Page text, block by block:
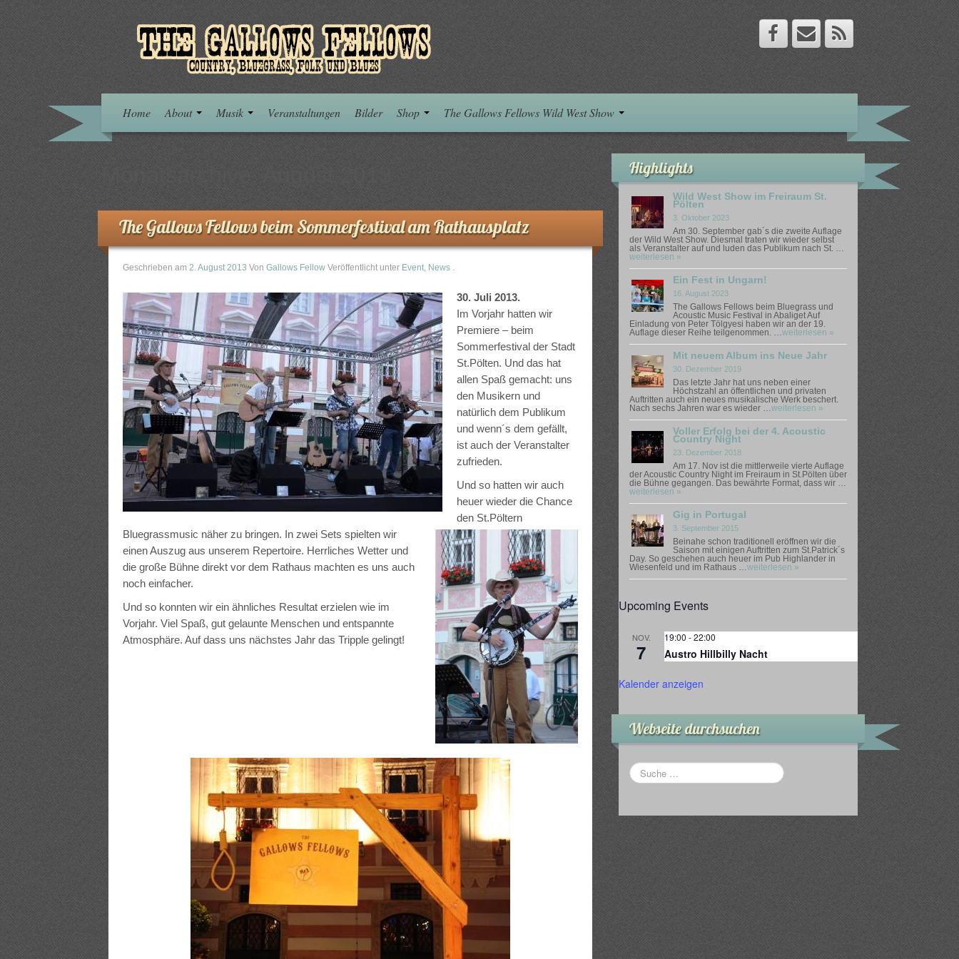
Home About Musik Veranstaltungen Bilder Shop The Gallows Fellows Wild West Show
Monatsarchive: August 2013
The Gallows Fellows beim Sommerfestival am Rathausplatz
Geschrieben am 2. August 2013 Von Gallows Fellow Veröffentlicht unter Event, News .
30. Juli 2013.
Im Vorjahr hatten wir
Premiere – beim
Sommerfestival der Stadt
St.Pölten. Und das hat
allen Spaß gemacht: uns
den Musikern und
natürlich dem Publikum
und wenn´s dem gefällt,
ist auch der Veranstalter
zufrieden.
Und so hatten wir auch
heuer wieder die Chance
den St.Pöltern
Bluegrassmusic näher zu bringen. In zwei Sets spielten wir
einen Auszug aus unserem Repertoire. Herrliches Wetter und
die große Bühne direkt vor dem Rathaus machten es uns auch
noch einfacher.
Und so konnten wir ein ähnliches Resultat erzielen wie im
Vorjahr. Viel Spaß, gut gelaunte Menschen und entspannte
Atmosphäre. Auf dass uns nächstes Jahr das Tripple gelingt!
Highlights
Wild West Show im Freiraum St.
Pölten
3. Oktober 2023
Am 30. September gab´s die zweite Auflage
der Wild West Show. Diesmal traten wir wieder selbst
als Veranstalter auf und luden das Publikum nach St. …
weiterlesen »
Ein Fest in Ungarn!
16. August 2023
The Gallows Fellows beim Bluegrass und
Acoustic Music Festival in Abaliget Auf
Einladung von Peter Tölgyesi haben wir an der 19.
Auflage dieser Reihe teilgenommen. …weiterlesen »
Mit neuem Album ins Neue Jahr
30. Dezember 2019
Das letzte Jahr hat uns neben einer
Höchstzahl an öffentlichen und privaten
Auftritten auch ein neues musikalische Werk beschert.
Nach sechs Jahren war es wieder …weiterlesen »
Voller Erfolg bei der 4. Acoustic
Country Night
23. Dezember 2018
Am 17. Nov ist die mittlerweile vierte Auflage
der Acoustic Country Night im Freiraum in St.Pölten über
die Bühne gegangen. Das bewährte Format, dass wir …
weiterlesen »
Gig in Portugal
3. September 2015
Beinahe schon traditionell eröffnen wir die
Saison mit einigen Auftritten zum St.Patrick´s
Day. So geschehen auch heuer im Pub Highlander in
Wiesenfeld und im Rathaus …weiterlesen »
Upcoming Events
NOV.
7
19:00 -22:00
Austro Hillbilly Nacht
Kalender anzeigen
Webseite durchsuchen